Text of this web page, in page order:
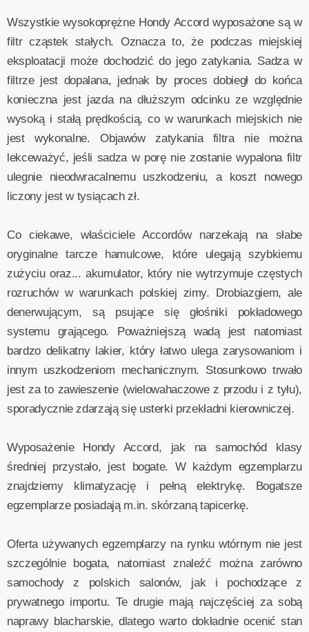
Wszystkie wysokoprężne Hondy Accord wyposażone są w
filtr cząstek stałych. Oznacza to, że podczas miejskiej
eksploatacji może dochodzić do jego zatykania. Sadza w
filtrze jest dopalana, jednak by proces dobiegł do końca
konieczna jest jazda na dłuższym odcinku ze względnie
wysoką i stałą prędkością, co w warunkach miejskich nie
jest wykonalne. Objawów zatykania filtra nie można
lekceważyć, jeśli sadza w porę nie zostanie wypalona filtr
ulegnie nieodwracalnemu uszkodzeniu, a koszt nowego
liczony jest w tysiącach zł.
Co ciekawe, właściciele Accordów narzekają na słabe
oryginalne tarcze hamulcowe, które ulegają szybkiemu
zużyciu oraz... akumulator, który nie wytrzymuje częstych
rozruchów w warunkach polskiej zimy. Drobiazgiem, ale
denerwującym, są psujące się głośniki pokładowego
systemu grającego. Poważniejszą wadą jest natomiast
bardzo delikatny lakier, który łatwo ulega zarysowaniom i
innym uszkodzeniom mechanicznym. Stosunkowo trwało
jest za to zawieszenie (wielowahaczowe z przodu i z tyłu),
sporadycznie zdarzają się usterki przekładni kierowniczej.
Wyposażenie Hondy Accord, jak na samochód klasy
średniej przystało, jest bogate. W każdym egzemplarzu
znajdziemy klimatyzację i pełną elektrykę. Bogatsze
egzemplarze posiadają m.in. skórzaną tapicerkę.
Oferta używanych egzemplarzy na rynku wtórnym nie jest
szczególnie bogata, natomiast znaleźć można zarówno
samochody z polskich salonów, jak i pochodzące z
prywatnego importu. Te drugie mają najczęściej za sobą
naprawy blacharskie, dlatego warto dokładnie ocenić stan